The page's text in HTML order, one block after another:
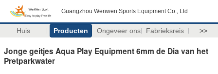
Guangzhou Wenwen Sports Equipment Co., Ltd
Huis Producten Ongeveer ons Fabrieksreis >>
Jonge geitjes Aqua Play Equipment 6mm de Dia van het
Pretparkwater